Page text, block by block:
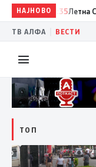
НАЈНОВО
17:35Летна
ТВ АЛФА ВЕСТИ
ТОП
12:50